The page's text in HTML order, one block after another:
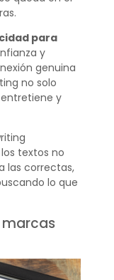
para
y
genuina
no solo
y
textos no
las correctas,
lo que
marcas